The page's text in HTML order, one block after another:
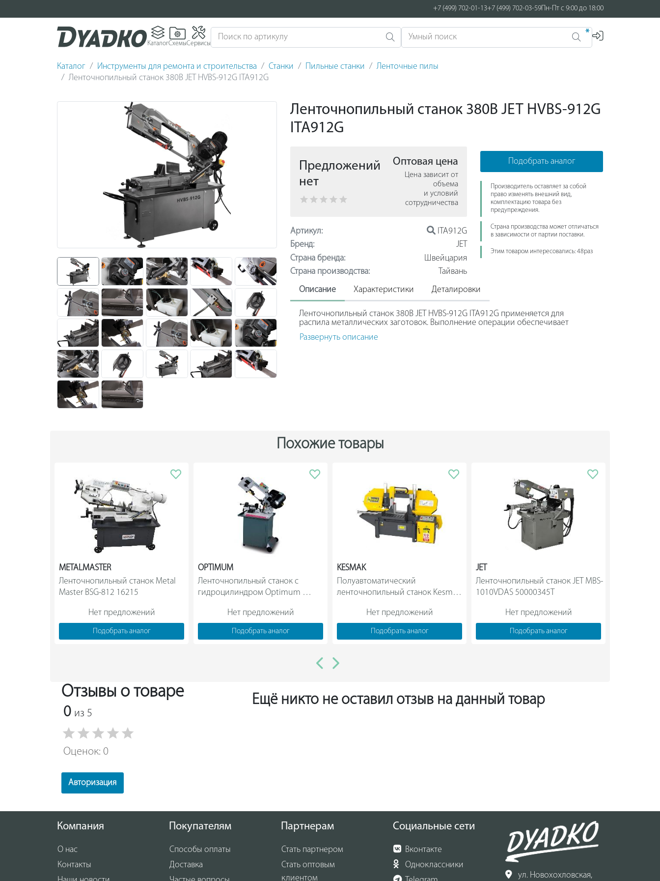
+7 (499) 702-01-13+7 (499) 702-03-59Пн-Пт с 9:00 до 18:00
КаталогСхемыСервисы
*
Каталог Инструменты для ремонта и строительства Станки Пильные станки
Ленточные пилы
Ленточнопильный станок 380В JET HVBS-912G ITA912G
Ленточнопильный станок 380В JET HVBS-912G
ITA912G
Предложений
нет
Оптовая цена
Цена зависит от
объема
и условий
сотрудничества
Артикул:
ITA912G
Бренд:
JET
Страна бренда:
Швейцария
Страна производства:
Тайвань
Подобрать аналог
Производитель оставляет за собой
право изменять внешний вид,
комплектацию товара без
предупреждения.
Страна производства может отличаться
в зависимости от партии поставки.
Этим товаром интересовались: 48раз
Описание Характеристики Деталировки
Ленточнопильный станок 380В JET HVBS-912G ITA912G применяется для
распила металлических заготовок. Выполнение операции обеспечивает
высококачественное биметаллическое полотно. Направляющие пильной
ленты выставляют в зависимости от толщины заготовки, снимая лишнее
Развернуть описание
Похожие товары
METALMASTER
Ленточнопильный станок Metal
Нет предложений
Подобрать аналог
OPTIMUM
Ленточнопильный станок с
гидроцилиндром Optimum
Нет предложений
Подобрать аналог
KESMAK
Полуавтоматический
ленточнопильный станок Kesmak
Нет предложений
Подобрать аналог
JET
Ленточнопильный станок JET MBS-
Нет предложений
Подобрать аналог
Отзывы о товаре
0 из 5
Оценок: 0
Авторизация
Ещё никто не оставил отзыв на данный товар
Компания
О нас
Контакты
Покупателям
Способы оплаты
Доставка
Партнерам
Стать партнером
Стать оптовым
клиентом
Социальные сети
Вконтакте
Одноклассники
ул. Новохохловская,